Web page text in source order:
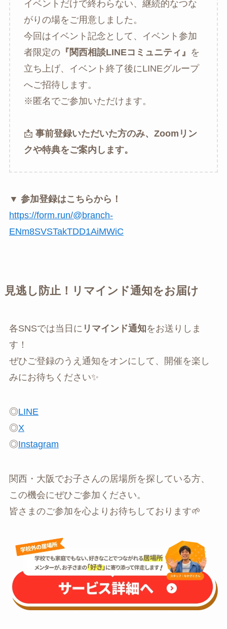
イベントだけで終わらない、継続的なつな
がりの場をご用意しました。
今回はイベント記念として、イベント参加
者限定の『関西相談LINEコミュニティ 』 を
立ち上げ、イベント終了後にLINEグループ
へご招待します。
※匿名でご参加いただけます。
📩 事前登録いただいた方のみ、Zoomリン
クや特典をご案内します。
▼ 参加登録はこちらから！
https://form.run/@branch-
ENm8SVSTakTDD1AiMWiC
見逃し防止！リマインド通知をお届け
各SNSでは当日に リマインド通知をお送りしま
す！
ぜひご登録のうえ通知をオンにして、開催を楽し
みにお待ちください✨
◎LINE
◎X
◎Instagram
関西・大阪でお子さんの居場所を探している方、
この機会にぜひご参加ください。
皆さまのご参加を心よりお待ちしております🌱